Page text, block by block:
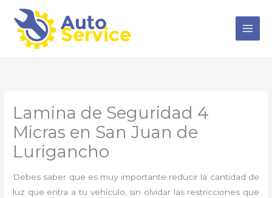
contenido
Lamina de Seguridad 4
Micras en San Juan de
Lurigancho
Debes saber que es muy importante reducir la cantidad de
luz que entra a tu vehículo, sin olvidar las restricciones que